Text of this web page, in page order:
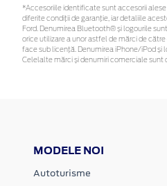
*Accesoriile identificate sunt accesorii alese
diferite condiții de garanție, iar detaliile
Ford. Denumirea Bluetooth® și logourile
orice utilizare a unor astfel de mărci de
face sub licență. Denumirea iPhone/iPod și
Celelalte mărci și denumiri comerciale sunt
MODELE NOI
Autoturisme